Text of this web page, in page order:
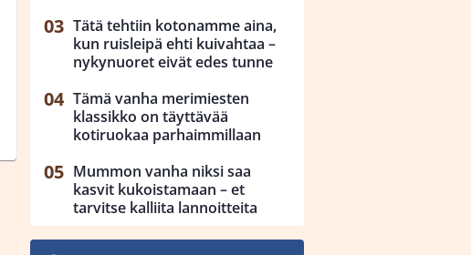
Tätä tehtiin kotonamme aina,
kun ruisleipä ehti kuivahtaa –
nykynuoret eivät edes tunne
Tämä vanha merimiesten
klassikko on täyttävää
kotiruokaa parhaimmillaan
Mummon vanha niksi saa
kasvit kukoistamaan – et
tarvitse kalliita lannoitteita